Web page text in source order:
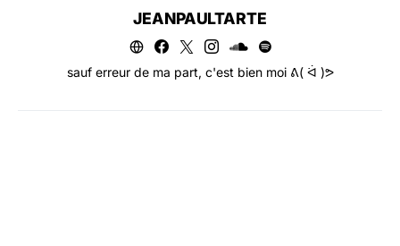
JEANPAULTARTE
sauf erreur de ma part, c'est bien moi ᕕ( ᐛ )ᕗ